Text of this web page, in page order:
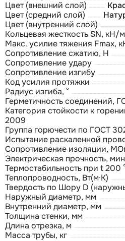
Цвет (внешний слой)
Цвет (средний слой)
Цвет (внутренний слой)
Кольцевая жесткость SN, кН/
Макс. усилие тяжения Fmax,
Сопротивление сжатию, Н
Сопротивление удару
Сопротивление изгибу
Код усилия протяжки
Радиус изгиба, °
Герметичность соединений,
Категория стойкости к
2009
Группа горючести по ГОСТ
Испытание раскаленной
Сопротивление изоляции,
Электрическая прочность, мин
Термостабильность при t 200
Теплопроводность, Вт(м·К)
Твердость по Шору D
Наружный диаметр, мм
Внутренний диаметр, мм
Толщина стенки, мм
Длина отрезка, м
Масса трубы, кг